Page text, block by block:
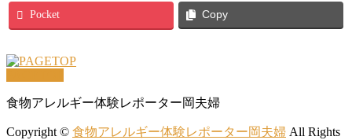
Pocket Copy
食物アレルギー体験レポーター岡夫婦
Copyright © 食物アレルギー体験レポーター岡夫婦 All Rights